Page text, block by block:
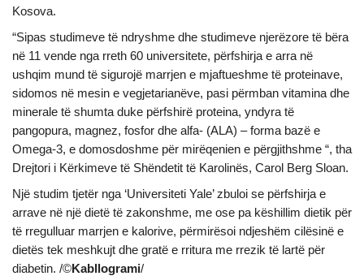
Kosova.
“Sipas studimeve të ndryshme dhe studimeve njerëzore të bëra
në 11 vende nga rreth 60 universitete, përfshirja e arra në
ushqim mund të sigurojë marrjen e mjaftueshme të proteinave,
sidomos në mesin e vegjetarianëve, pasi përmban vitamina dhe
minerale të shumta duke përfshirë proteina, yndyra të
pangopura, magnez, fosfor dhe alfa- (ALA) – forma bazë e
Omega-3, e domosdoshme për mirëqenien e përgjithshme “, tha
Drejtori i Kërkimeve të Shëndetit të Karolinës, Carol Berg Sloan.
Një studim tjetër nga ‘Universiteti Yale’ zbuloi se përfshirja e
arrave në një dietë të zakonshme, me ose pa këshillim dietik për
të rregulluar marrjen e kalorive, përmirësoi ndjeshëm cilësinë e
dietës tek meshkujt dhe gratë e rritura me rrezik të lartë për
diabetin. /©Kabllogrami/